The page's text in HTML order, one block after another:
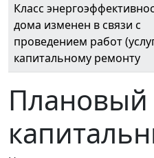
Класс
дома изменен в связи с
проведением работ
капитальному ремонту
Плановый